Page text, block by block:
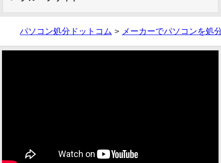
パソコン処分ドットコム > メーカーでパソコンを処